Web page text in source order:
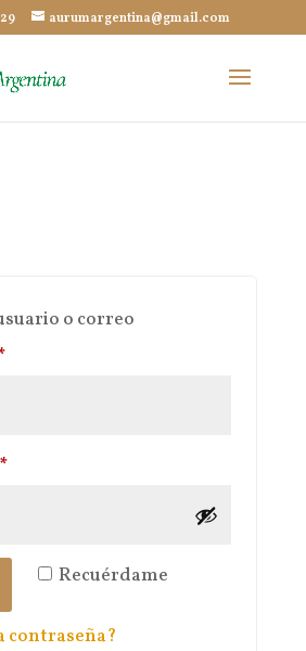
aurumargentina@gmail.com
o correo
Obligatorio
*Obligatorio
Recuérdame
contraseña?